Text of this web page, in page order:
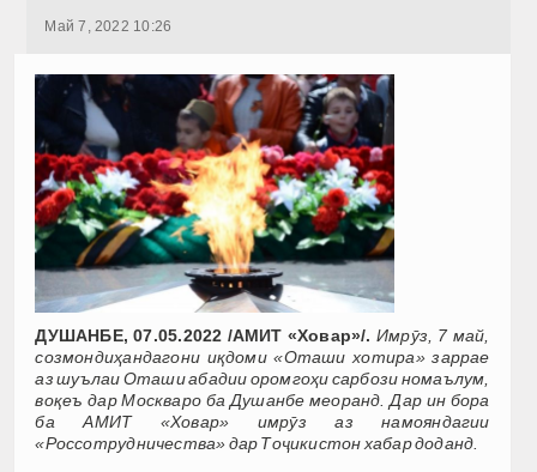
Май 7, 2022 10:26
ДУШАНБЕ, 07.05.2022 /АМИТ «Ховар»/. Имрӯз, 7 май,
созмондиҳандагони иқдоми «Оташи хотира» заррае
аз шуълаи Оташи абадии оромгоҳи сарбози номаълум,
воқеъ дар Москваро ба Душанбе меоранд. Дар ин бора
ба АМИТ «Ховар» имрӯз аз намояндагии
«Россотрудничества» дар Тоҷикистон хабар доданд.